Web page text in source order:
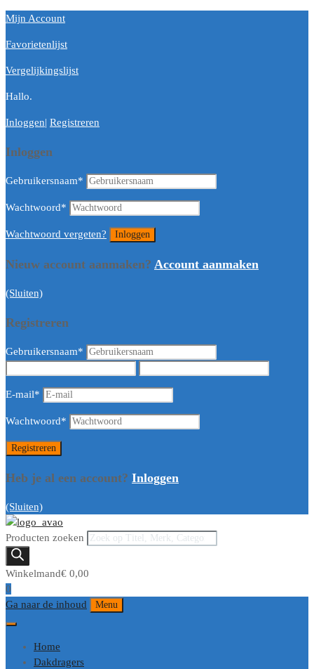
Mijn Account
Favorietenlijst
Vergelijkingslijst
Hallo.
Inloggen| Registreren
Inloggen
Gebruikersnaam*
Wachtwoord*
Wachtwoord vergeten?
Nieuw account aanmaken? Account aanmaken
(Sluiten)
Registreren
Gebruikersnaam*
E-mail*
Wachtwoord*
Heb je al een account? Inloggen
(Sluiten)
Producten zoeken
Winkelmand€ 0,00
0
Ga naar de inhoud
Menu
Home
Dakdragers